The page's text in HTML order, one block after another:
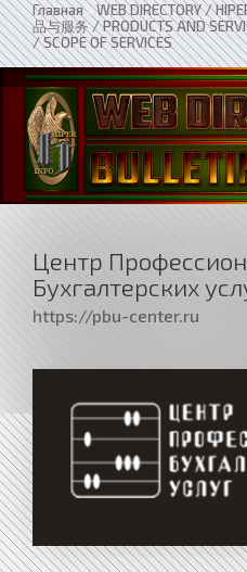
Главная»WEB DIRECTORY /
品与服务 / PRODUCTS AND
/ SCOPE OF SERVICES
Центр
Бухгалтерских
https://pbu-center.ru